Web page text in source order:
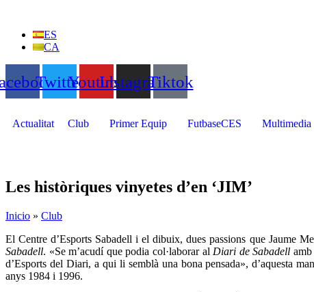
contingutES
CA
TwitterYoutubeInstagramTiktok
Actualitat Club Primer Equip FutbaseCES Multimedia
Les històriques vinyetes d’en ‘JIM’
Inicio » Club
El Centre d’Esports Sabadell i el dibuix, dues passions que Jaume
Sabadell. «Se m’acudí que podia col·laborar al Diari de Sabadell
d’Esports del Diari, a qui li semblà una bona pensada», d’aquesta
anys 1984 i 1996.